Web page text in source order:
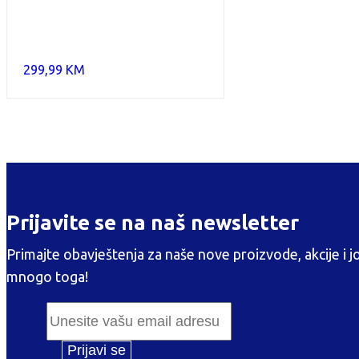
299,99 KM
Prijavite se na naš newsletter
Primajte obavještenja za naše nove proizvode, akcije i
mnogo toga!
Prijavi se